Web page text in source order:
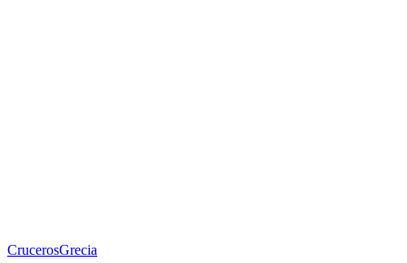
CrucerosGrecia